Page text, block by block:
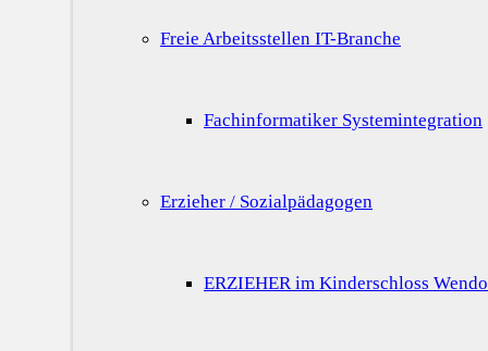
Freie Arbeitsstellen IT-Branche
Fachinformatiker Systemintegration
Erzieher / Sozialpädagogen
ERZIEHER im Kinderschloss